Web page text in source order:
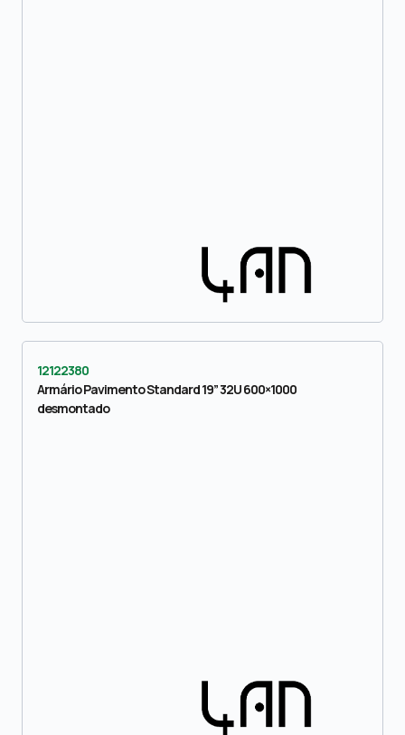
12122380
Armário Pavimento Standard 19” 32U 600×1000
desmontado